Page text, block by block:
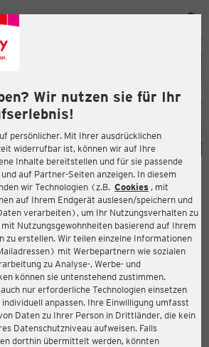
Wir nutzen sie für Ihr
persönlicher. Mit Ihrer ausdrücklichen
widerrufbar ist, können wir auf Ihre
Inhalte bereitstellen und für sie passende
auf Partner-Seiten anzeigen. In diesem
wir Technologien (z.B. Cookies , mit
auf Ihrem Endgerät auslesen/speichern und
verarbeiten), um Ihr Nutzungsverhalten zu
Nutzungsgewohnheiten basierend auf Ihrem
zu erstellen. Wir teilen einzelne Informationen
mit Werbepartnern wie sozialen
zu Analyse-, Werbe- und
können sie untenstehend zustimmen.
nur erforderliche Technologien einsetzen
anpassen. Ihre Einwilligung umfasst
Daten zu Ihrer Person in Drittländer, die kein
Datenschutzniveau aufweisen. Falls
dorthin übermittelt werden, könnten
FAMILY FILIALE
Straße 90
10409 Berlin
4,0
Bewertung:
SORTIMENT AKTIONEN
family